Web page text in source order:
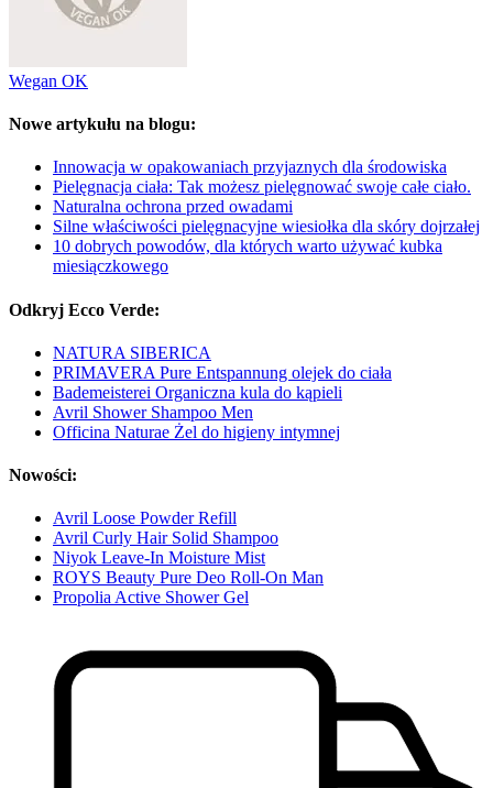
Wegan OK
Nowe artykułu na blogu:
Innowacja w opakowaniach przyjaznych dla środowiska
Pielęgnacja ciała: Tak możesz pielęgnować swoje całe ciało.
Naturalna ochrona przed owadami
Silne właściwości pielęgnacyjne wiesiołka dla skóry dojrzałej
10 dobrych powodów, dla których warto używać kubka
miesiączkowego
Odkryj Ecco Verde:
NATURA SIBERICA
PRIMAVERA Pure Entspannung olejek do ciała
Bademeisterei Organiczna kula do kąpieli
Avril Shower Shampoo Men
Officina Naturae Żel do higieny intymnej
Nowości:
Avril Loose Powder Refill
Avril Curly Hair Solid Shampoo
Niyok Leave-In Moisture Mist
ROYS Beauty Pure Deo Roll-On Man
Propolia Active Shower Gel